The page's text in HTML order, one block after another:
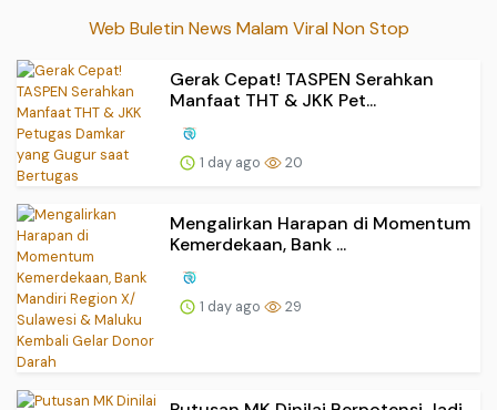
Web Buletin News Malam Viral Non Stop
Gerak Cepat! TASPEN Serahkan
Manfaat THT & JKK Pet...
1 day ago 20
Mengalirkan Harapan di Momentum
Kemerdekaan, Bank ...
1 day ago 29